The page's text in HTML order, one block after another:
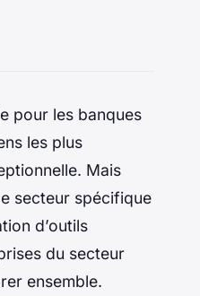
pour les banques
les plus
Mais
secteur spécifique
d’outils
du secteur
ensemble.